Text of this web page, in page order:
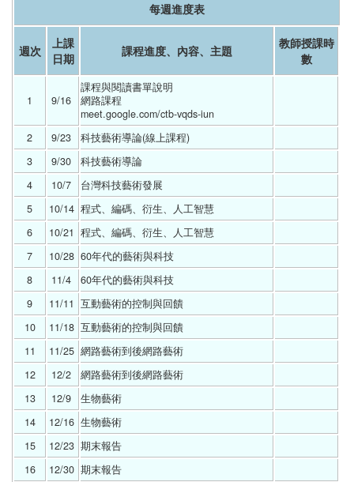
每週進度表
週次
上課
日期
課程進度、內容、主題
教師授課時
數
1 9/16
課程與閱讀書單說明
網路課程
meet.google.com/ctb-vqds-iun
2
9/23
科技藝術導論(線上課程)
3
9/30
科技藝術導論
4
10/7
台灣科技藝術發展
5
10/14 程式、編碼、衍生、人工智慧
6
10/21 程式、編碼、衍生、人工智慧
7
10/28 60年代的藝術與科技
8
11/4
60年代的藝術與科技
9
11/11 互動藝術的控制與回饋
10
11/18 互動藝術的控制與回饋
11
11/25 網路藝術到後網路藝術
12
12/2
網路藝術到後網路藝術
13
12/9
生物藝術
14
12/16 生物藝術
15
12/23 期末報告
16
12/30 期末報告